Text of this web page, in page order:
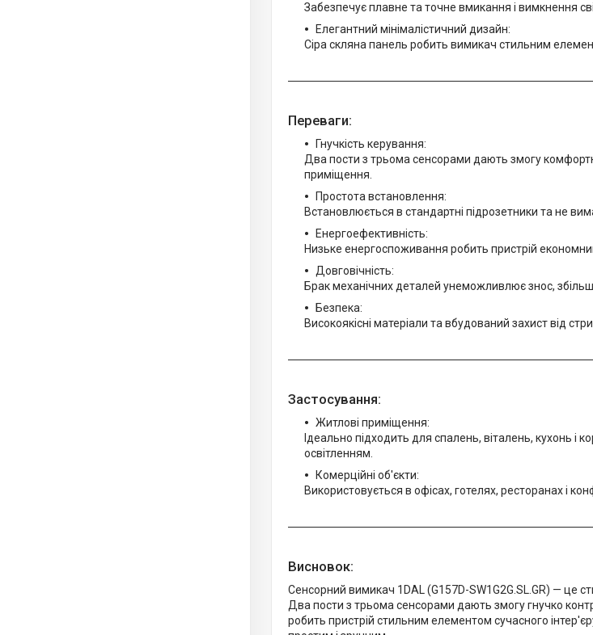
Забезпечує плавне та точне вмикання і вимкнення
Елегантний мінімалістичний дизайн:
Сіра скляна панель робить вимикач стильним
Переваги:
Гнучкість керування:
Два пости з трьома сенсорами дають змогу
приміщення.
Простота встановлення:
Встановлюється в стандартні підрозетники та не
Енергоефективність:
Низьке енергоспоживання робить пристрій
Довговічність:
Брак механічних деталей унеможливлює знос,
Безпека:
Високоякісні матеріали та вбудований захист від
Застосування:
Житлові приміщення:
Ідеально підходить для спалень, віталень, кухонь і
освітленням.
Комерційні об'єкти:
Використовується в офісах, готелях, ресторанах і
Висновок:
Сенсорний вимикач 1DAL (G157D-SW1G2G.SL.GR) — це
Два пости з трьома сенсорами дають змогу гнучко
робить пристрій стильним елементом сучасного